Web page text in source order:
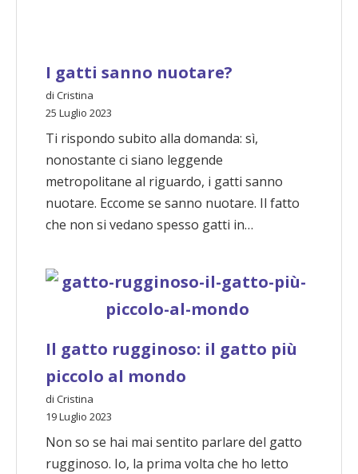
I gatti sanno nuotare?
di Cristina
25 Luglio 2023
Ti rispondo subito alla domanda: sì,
nonostante ci siano leggende
metropolitane al riguardo, i gatti sanno
nuotare. Eccome se sanno nuotare. Il fatto
che non si vedano spesso gatti in…
Il gatto rugginoso: il gatto più
piccolo al mondo
di Cristina
19 Luglio 2023
Non so se hai mai sentito parlare del gatto
rugginoso. Io, la prima volta che ho letto